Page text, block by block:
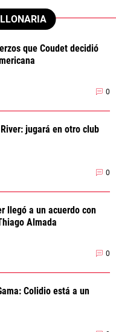
que Coudet decidió
0
jugará en otro club
0
llegó a un acuerdo con
Almada
0
Colidio está a un